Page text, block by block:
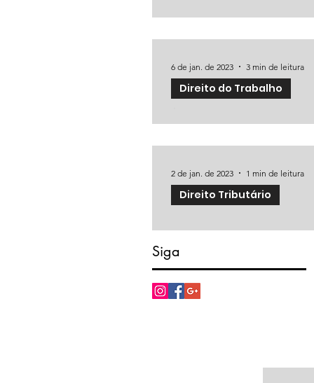
Direito do Trabalho
6 de jan. de 2023 3 min de leitura
desta serão debitadas as dívidas
Direito Tributário
2 de jan. de 2023 1 min de leitura
Siga